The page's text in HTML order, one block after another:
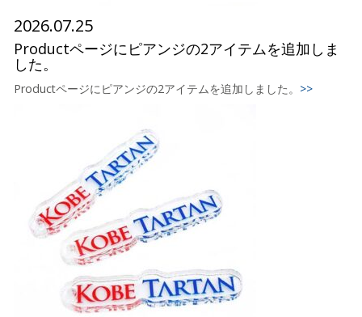
2026.07.25
Productページにピアンジの2アイテムを追加しま
した。
Productページにピアンジの2アイテムを追加しました。 >>